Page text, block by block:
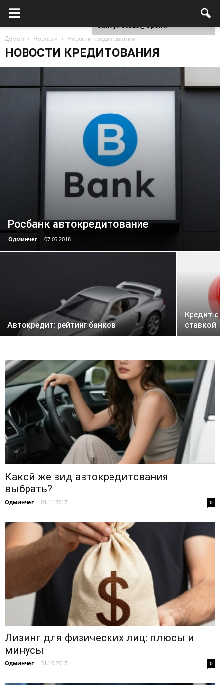
Домой Новости Новости кредитования
НОВОСТИ КРЕДИТОВАНИЯ
Росбанк автокредитование
Одминчег - 07.05.2018
Автокредит: рейтинг банков
Кредит
ставкой
Какой же вид автокредитования
выбрать?
Одминчег - 01.11.2017 0
Лизинг для физических лиц: плюсы и
минусы
Одминчег - 31.10.2017 0
сайту: ctozs@cp9.ru